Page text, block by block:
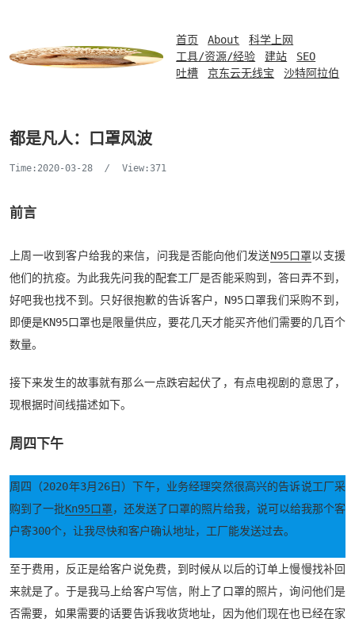
首页 About
科学上网
工具/资源/经验
建站
SEO
吐槽
京东云无线宝 沙特阿拉伯
都是凡人：口罩风波
Time:2020-03-28 / View:371
前言
上周一收到客户给我的来信，问我是否能向他们发送N95口罩以支援
他们的抗疫。为此我先问我的配套工厂是否能采购到，答曰弄不到，
好吧我也找不到。只好很抱歉的告诉客户，N95口罩我们采购不到，
即便是KN95口罩也是限量供应，要花几天才能买齐他们需要的几百个
数量。
接下来发生的故事就有那么一点跌宕起伏了，有点电视剧的意思了，
现根据时间线描述如下。
周四下午
周四（2020年3月26日）下午，业务经理突然很高兴的告诉说工厂采
购到了一批Kn95口罩，还发送了口罩的照片给我，说可以给我那个客
户寄300个，让我尽快和客户确认地址，工厂能发送过去。
至于费用，反正是给客户说免费，到时候从以后的订单上慢慢找补回
来就是了。于是我马上给客户写信，附上了口罩的照片，询问他们是
否需要，如果需要的话要告诉我收货地址，因为他们现在也已经在家